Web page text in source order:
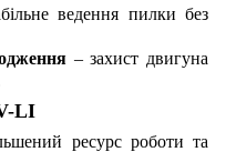
ведення пилки без
– захист двигуна
LI
ресурс роботи та